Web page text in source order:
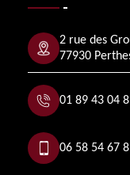
2 rue des
77930
01 89 43 04
06 58 54 67